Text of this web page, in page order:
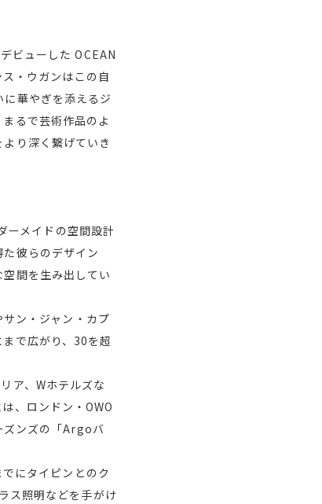
ビューした OCEAN
・ウガンはこの自
華やぎを添えるジ
るで芸術作品のよ
り深く繋げていき
ーメイドの空間設計
彼らのデザイン
間を生み出してい
ン・ジャン・カプ
で広がり、30を超
ア、Wホテルズな
、ロンドン・OWO
ズンズの「Argoバ
にタイピンとのク
ス照明などを手がけ